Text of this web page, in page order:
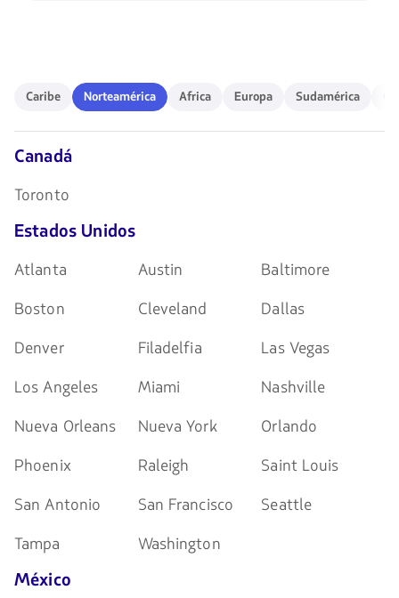
para
navegar
Caribe
Caribe Norteamérica
Norteamérica Africa
Africa Europa
Europa Sudamérica
Sudamérica
Canadá
Toronto
Estados Unidos
Atlanta Austin
Baltimore
Boston
Cleveland
Dallas
Denver
Filadelfia
Las Vegas
Los Angeles
Miami
Nashville
Nueva Orleans
Nueva York
Orlando
Phoenix
Raleigh
Saint Louis
San Antonio
San Francisco
Seattle
Tampa
Washington
México